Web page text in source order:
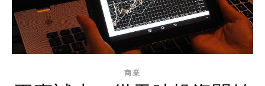
商業